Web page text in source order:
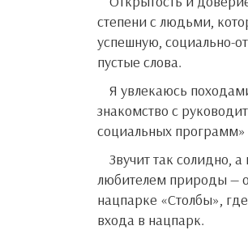
степени с людьми,
успешную, социально-
пустые слова.
Я увлекаюсь походами, экотропами и туризмом, и сегодня для меня большим событием стало
знакомство с
социальных
Звучит так солидно, а в действительности это была встреча с активистом, добровольцем, большим
любителем природы —
нацпарке «Столбы»,
входа в нацпарк.